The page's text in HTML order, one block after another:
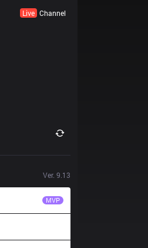
Live Channel
Ver. 9.13
MVP